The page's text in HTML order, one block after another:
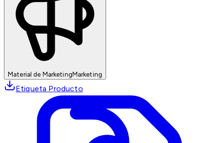
Material de MarketingMarketing
Etiqueta Producto